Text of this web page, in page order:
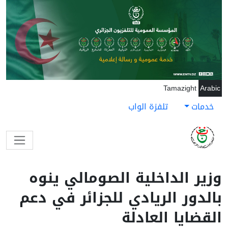
تجاوز إلى المحتوى الرئيسي
Arabic
Tamazight
خدمات تلفزة الواب
وزير الداخلية الصومالي ينوه
بالدور الريادي للجزائر في دعم
القضايا العادلة